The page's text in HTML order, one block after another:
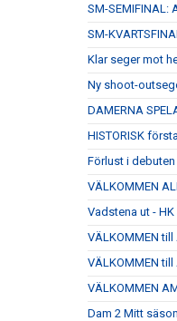
SM-
SM-
Klar seger mot
Ny shoot-
DAMERNA
HISTORISK
Förlust i debuten
VÄLKOMMEN
Vadstena ut -
VÄLKOMMEN till
VÄLKOMMEN till
VÄLKOMMEN
Dam 2 Mitt